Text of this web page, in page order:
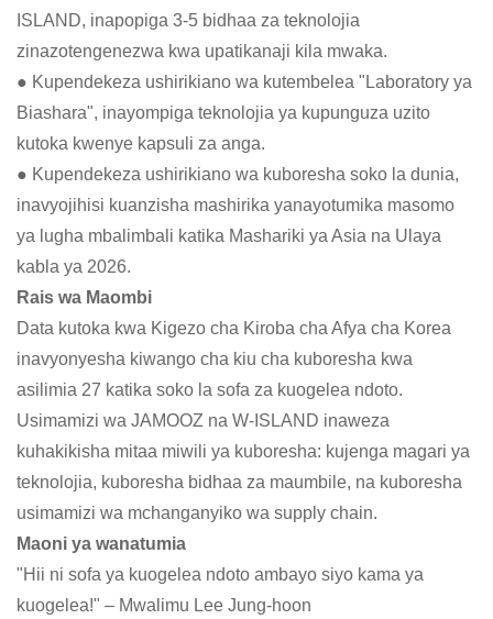
ISLAND, inapopiga 3-5 bidhaa za teknolojia
zinazotengenezwa kwa upatikanaji kila mwaka.
● Kupendekeza ushirikiano wa kutembelea "Laboratory ya
Biashara", inayompiga teknolojia ya kupunguza uzito
kutoka kwenye kapsuli za anga.
● Kupendekeza ushirikiano wa kuboresha soko la dunia,
inavyojihisi kuanzisha mashirika yanayotumika masomo
ya lugha mbalimbali katika Mashariki ya Asia na Ulaya
kabla ya 2026.
Rais wa Maombi
Data kutoka kwa Kigezo cha Kiroba cha Afya cha Korea
inavyonyesha kiwango cha kiu cha kuboresha kwa
asilimia 27 katika soko la sofa za kuogelea ndoto.
Usimamizi wa JAMOOZ na W-ISLAND inaweza
kuhakikisha mitaa miwili ya kuboresha: kujenga magari ya
teknolojia, kuboresha bidhaa za maumbile, na kuboresha
usimamizi wa mchanganyiko wa supply chain.
Maoni ya wanatumia
"Hii ni sofa ya kuogelea ndoto ambayo siyo kama ya
kuogelea!" – Mwalimu Lee Jung-hoon